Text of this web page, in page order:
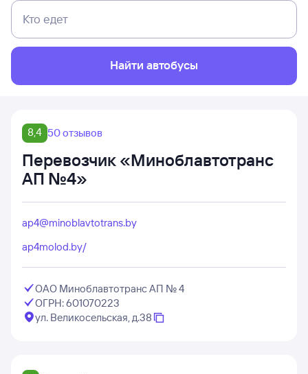
Кто едет
Найти автобусы
8,4 50 отзывов
Перевозчик «Миноблавтотранс
АП №4»
ap4@minoblavtotrans.by
ap4molod.by/
ОАО Миноблавтотранс АП № 4
ОГРН: 601070223
ул. Великосельская, д.38